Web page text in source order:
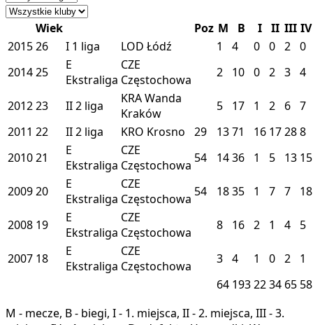
Wiek Poz M B I II III IV
201526 I 1 liga LOD Łódź 1 4 0 0 2 0
201425
E
Ekstraliga
CZE
Częstochowa
2 10 0 2 3 4
201223 II2 liga KRAWanda
Kraków
5 17 1 2 6 7
2011 22 II2 liga KRO Krosno 29 1371 16 17288
201021
E
Ekstraliga
CZE
Częstochowa 54 1436 1 5 13 15
200920
E
Ekstraliga
CZE
Częstochowa 54 1835 1 7 7 18
2008 19
E
Ekstraliga
CZE
Częstochowa
8 16 2 1 4 5
2007 18
E
Ekstraliga
CZE
Częstochowa
3 4 1 0 2
1
64 1932234 65 58
M - mecze, B - biegi, I - 1. miejsca, II - 2. miejsca, III - 3.